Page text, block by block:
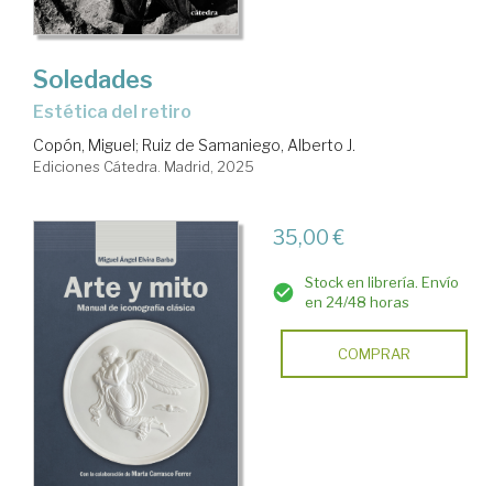
Soledades
Estética del retiro
Copón, Miguel; Ruiz de Samaniego, Alberto J.
Ediciones Cátedra. Madrid, 2025
35,00 €
Stock en librería. Envío
en 24/48 horas
COMPRAR